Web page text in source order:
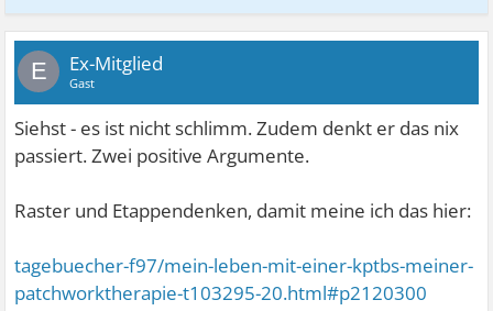
E Ex-Mitglied
Gast
Siehst - es ist nicht schlimm. Zudem denkt er das nix
passiert. Zwei positive Argumente.
Raster und Etappendenken, damit meine ich das hier:
tagebuecher-f97/mein-leben-mit-einer-kptbs-meiner-
patchworktherapie-t103295-20.html#p2120300